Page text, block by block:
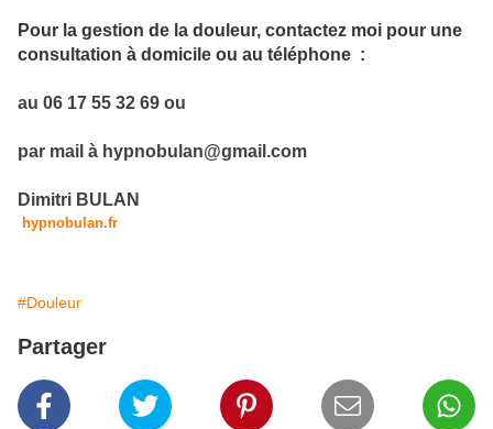
Pour la gestion de la douleur, contactez moi pour une
consultation à domicile ou au téléphone :
au 06 17 55 32 69 ou
par mail à hypnobulan@gmail.com
Dimitri BULAN
hypnobulan.fr
#Douleur
Partager